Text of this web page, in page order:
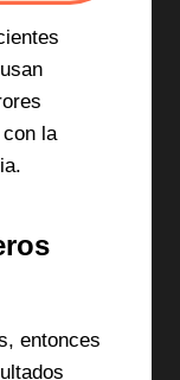
la
entonces